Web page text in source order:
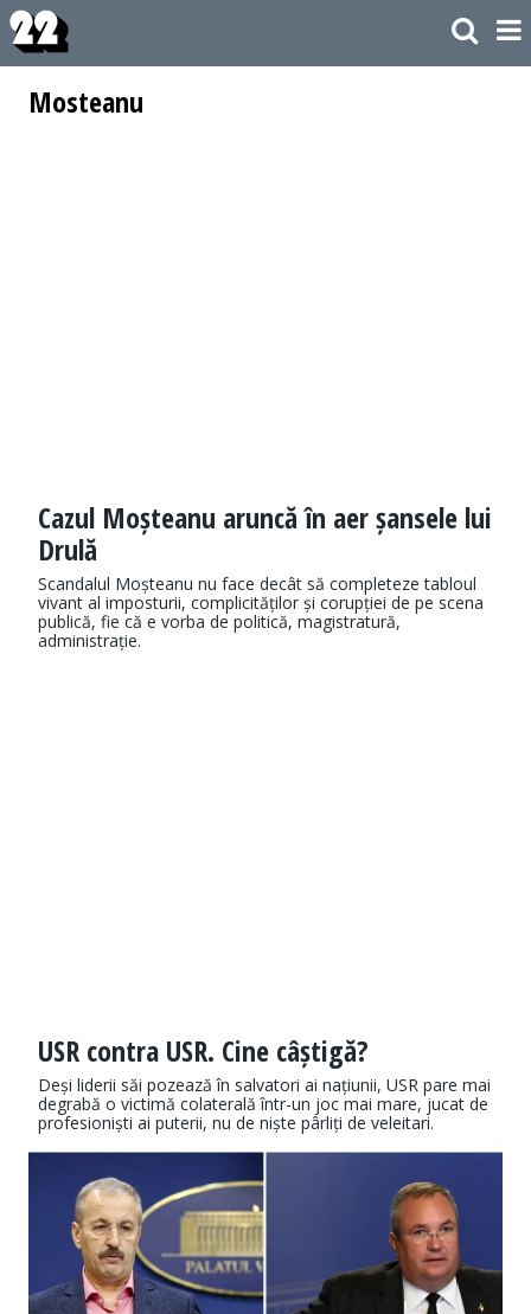
Mosteanu
Cazul Moșteanu aruncă în aer șansele lui
Drulă
Scandalul Moșteanu nu face decât să completeze tabloul
vivant al imposturii, complicităților și corupției de pe scena
publică, fie că e vorba de politică, magistratură,
administrație.
USR contra USR. Cine câștigă?
Deși liderii săi pozează în salvatori ai națiunii, USR pare mai
degrabă o victimă colaterală într-un joc mai mare, jucat de
profesioniști ai puterii, nu de niște pârliți de veleitari.